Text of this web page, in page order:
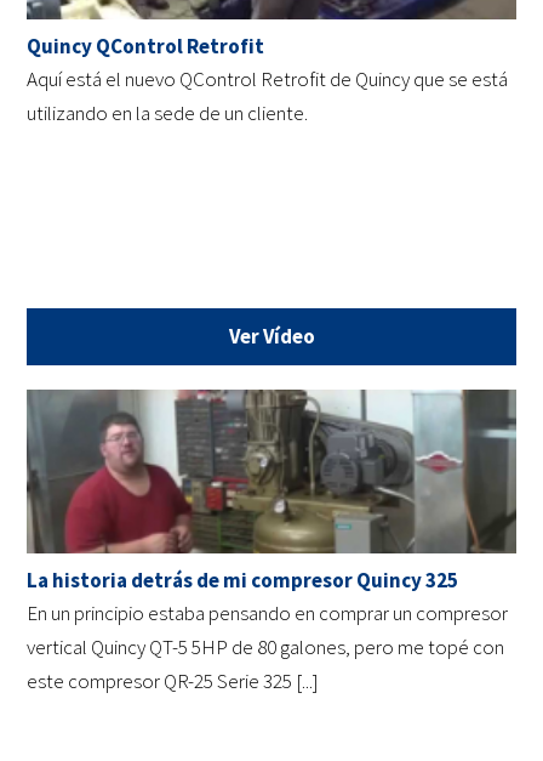
Quincy QControl Retrofit
Aquí está el nuevo QControl Retrofit de Quincy que se está
utilizando en la sede de un cliente.
Ver Vídeo
La historia detrás de mi compresor Quincy 325
En un principio estaba pensando en comprar un compresor
vertical Quincy QT-5 5HP de 80 galones, pero me topé con
este compresor QR-25 Serie 325 [...]